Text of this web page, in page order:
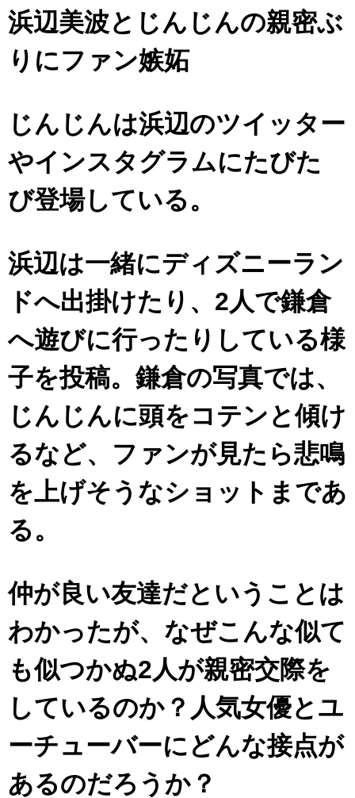
浜辺美波とじんじんの親密ぶ
りにファン嫉妬
じんじんは浜辺のツイッター
やインスタグラムにたびた
び登場している。
浜辺は一緒にディズニーラン
ドへ出掛けたり、2人で鎌倉
へ遊びに行ったりしている様
子を投稿。鎌倉の写真では、
じんじんに頭をコテンと傾け
るなど、ファンが見たら悲鳴
を上げそうなショットまであ
る。
仲が良い友達だということは
わかったが、なぜこんな似て
も似つかぬ2人が親密交際を
しているのか？人気女優とユ
ーチューバーにどんな接点が
あるのだろうか？